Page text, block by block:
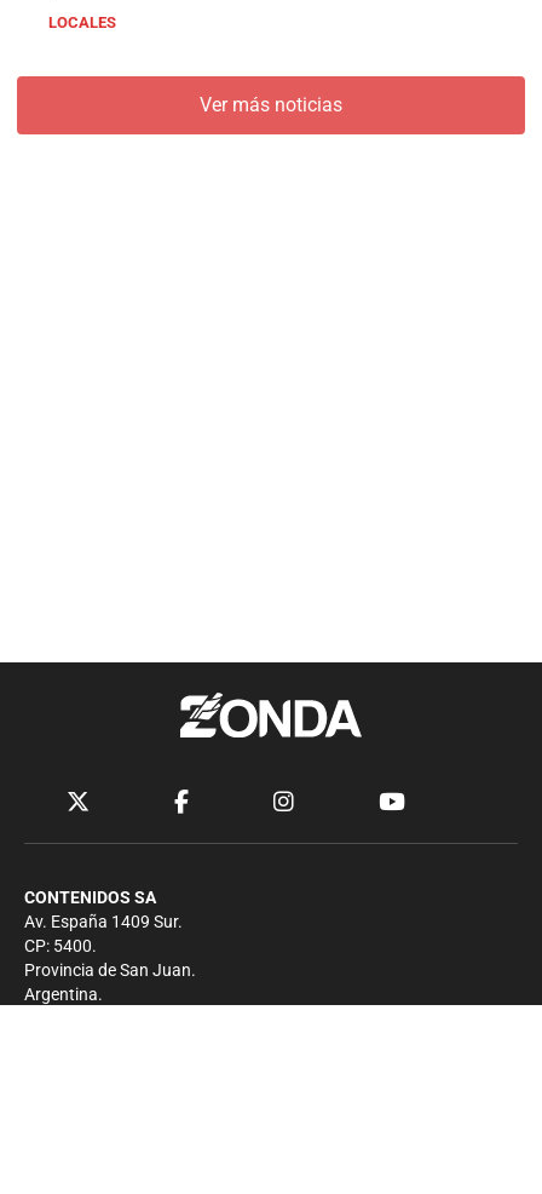
LOCALES
Ver más noticias
CONTENIDOS SA
Av. España 1409 Sur.
CP: 5400.
Provincia de San Juan.
Argentina.